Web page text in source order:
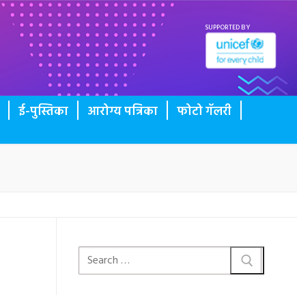
SUPPORTED BY
ई-पुस्तिका आरोग्य पत्रिका
फोटो गॅलरी